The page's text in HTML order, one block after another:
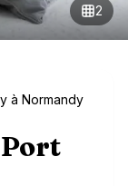
2
à Normandy